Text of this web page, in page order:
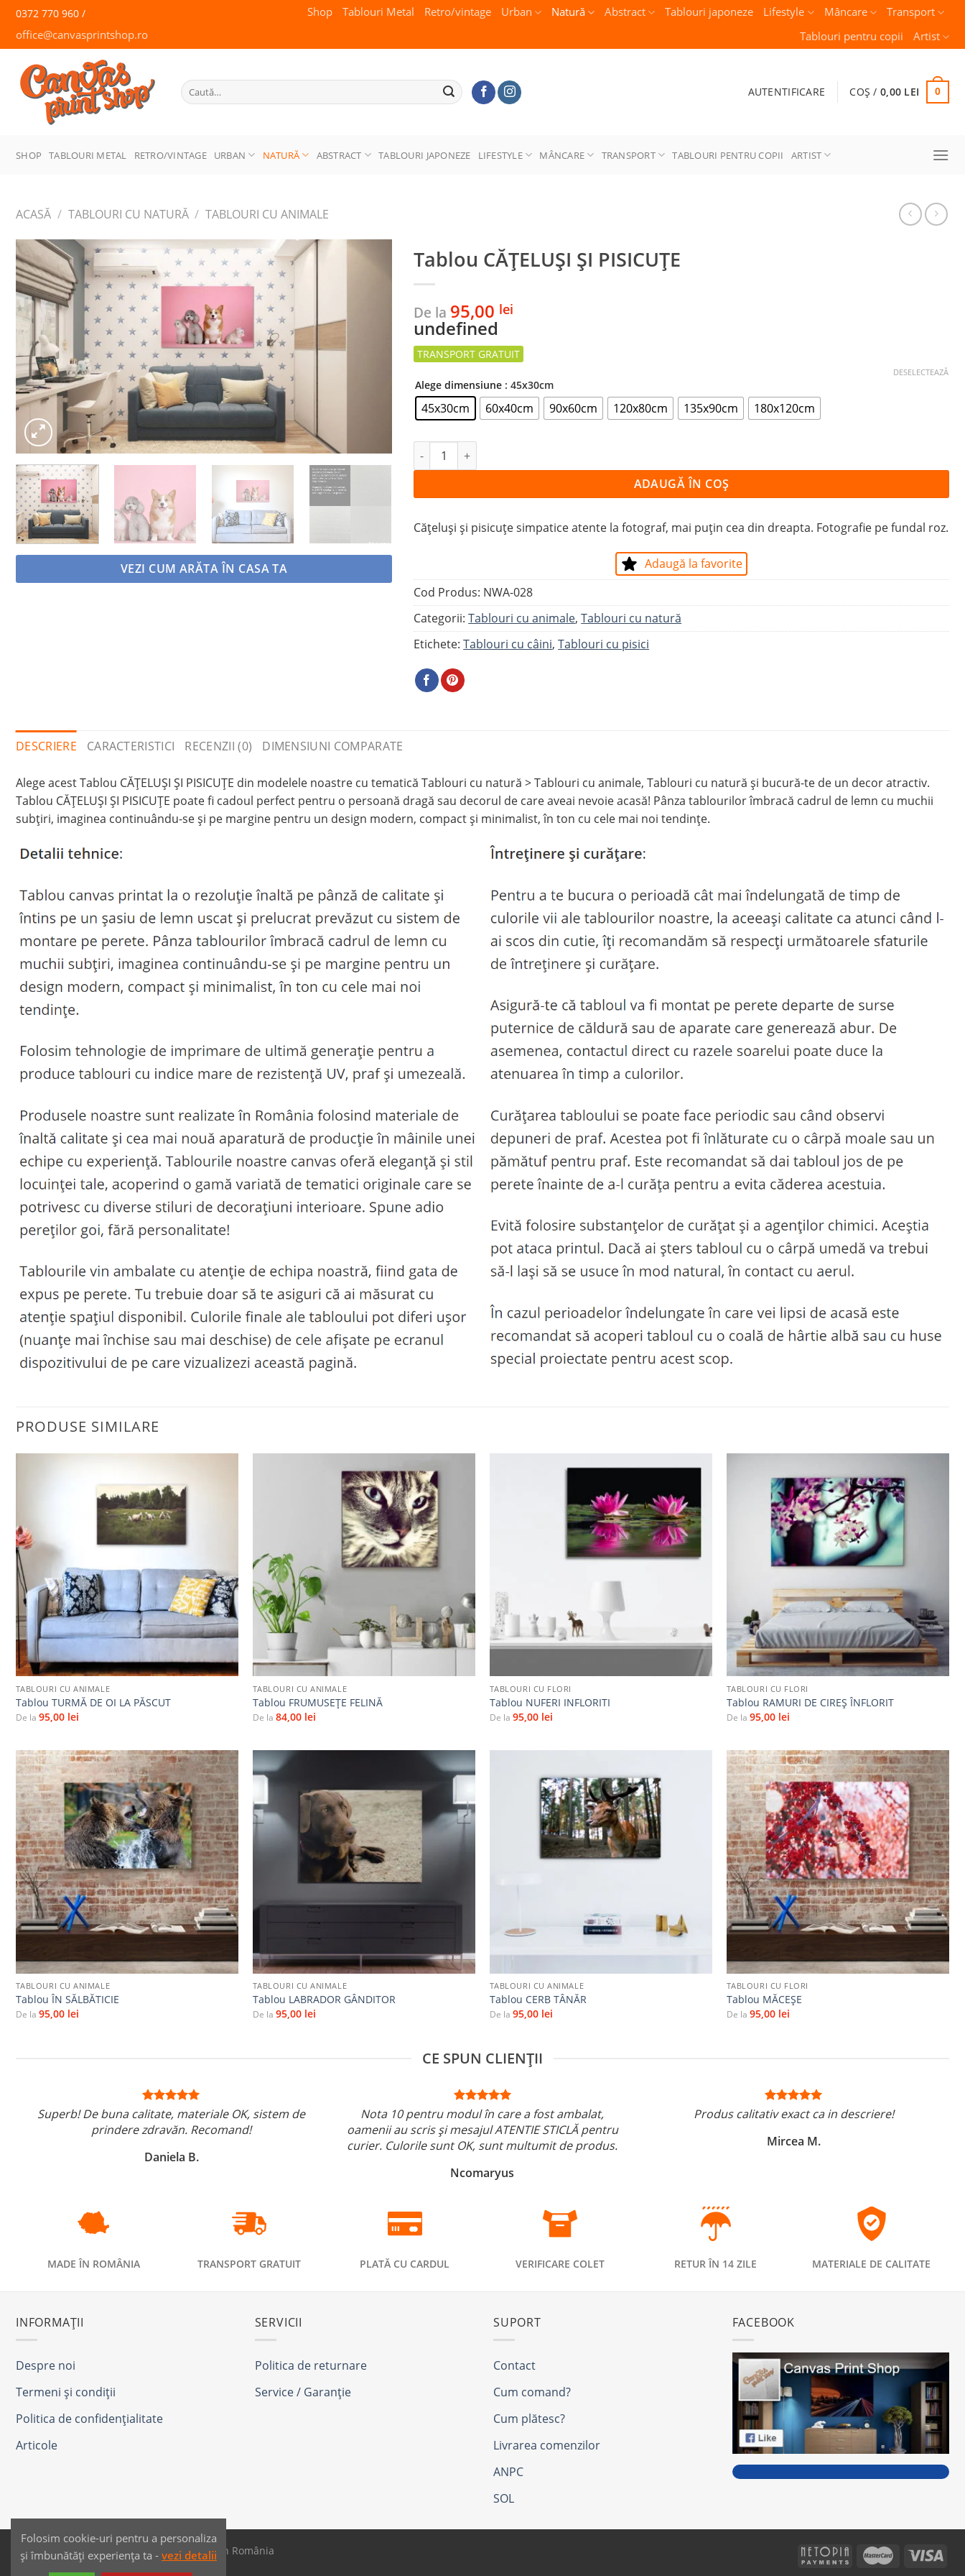
Skip
content
0372 770 960 /
office@canvasprintshop.ro
Shop Tablouri Metal Retro/vintage Urban Natură Abstract Tablouri japoneze Lifestyle Mâncare
Transport
Tablouri pentru copii
Artist
CANVAS
PRINT SHOP
Caută
după:
AUTENTIFICARE COȘ / 0,00 LEI 0
SHOP TABLOURI METAL RETRO/VINTAGE URBAN NATURĂ ABSTRACT TABLOURI JAPONEZE LIFESTYLE MÂNCARE TRANSPORT TABLOURI PENTRU COPII ARTIST
ACASĂ / TABLOURI CU NATURĂ / TABLOURI CU ANIMALE
VEZI CUM ARĂTA ÎN CASA TA
Tablou CĂȚELUȘI ȘI PISICUȚE
De la 95,00 lei
undefined
Alege dimensiune : 45x30cm
45x30cm 60x40cm 90x60cm 120x80cm 135x90cm 180x120cm
DESELECTEAZĂ
Cantitate Tablou CĂȚELUȘI ȘI PISICUȚE
ADAUGĂ ÎN COȘ
Cățeluși și pisicuțe simpatice atente la fotograf, mai puțin cea din dreapta. Fotografie pe fundal roz.
Adaugă la favorite
Cod Produs: NWA-028
Categorii:Tablouri cu animale,Tablouri cu natură
Etichete:Tablouri cu câini,Tablouri cu pisici
DESCRIERE CARACTERISTICI RECENZII (0) DIMENSIUNI COMPARATE
Alege acest Tablou CĂȚELUȘI ȘI PISICUȚE din modelele noastre cu tematică Tablouri cu natură > Tablouri cu animale, Tablouri cu natură și bucură-te de un decor atractiv.
Tablou CĂȚELUȘI ȘI PISICUȚE poate fi cadoul perfect pentru o persoană dragă sau decorul de care aveai nevoie acasă! Pânza tablourilor îmbracă cadrul de lemn cu muchii
subțiri, imaginea continuându-se și pe margine pentru un design modern, compact și minimalist, în ton cu cele mai noi tendințe.
PRODUSE SIMILARE
+
TABLOURI CU ANIMALE
Tablou TURMĂ DE OI LA PĂSCUT
De la 95,00 lei
Adaugă
favorite
TABLOURI CU ANIMALE
Tablou FRUMUSEȚE FELINĂ
De la 84,00 lei
Adaugă
la
favorite
TABLOURI CU FLORI
Tablou NUFERI INFLORITI
De la 95,00 lei
+
TABLOURI CU FLORI
Tablou RAMURI DE CIREȘ ÎNFLORIT
De la 95,00 lei
Adaugă
la
favorite
TABLOURI CU ANIMALE
Tablou ÎN SĂLBĂTICIE
De la 95,00 lei
Adaugă
favorite
+
TABLOURI CU ANIMALE
Tablou LABRADOR GÂNDITOR
De la 95,00 lei
+
TABLOURI CU ANIMALE
Tablou CERB TÂNĂR
De la 95,00 lei
Adaugă
la
favorite
TABLOURI CU FLORI
Tablou MĂCEŞE
De la 95,00 lei
CE SPUN CLIENȚII
Superb! De buna calitate, materiale OK, sistem de
prindere zdravăn. Recomand!
Daniela B.
Nota 10 pentru modul în care a fost ambalat,
oamenii au scris și mesajul ATENTIE STICLĂ pentru
curier. Culorile sunt OK, sunt multumit de produs.
Ncomaryus
Produs calitativ exact ca in descriere!
Mircea M.
MADE ÎN ROMÂNIA TRANSPORT GRATUIT PLATĂ CU CARDUL VERIFICARE COLET RETUR ÎN 14 ZILE MATERIALE DE CALITATE
INFORMAȚII
Despre noi
Termeni și condiții
Politica de confidențialitate
Articole
SERVICII
Politica de returnare
Service / Garanție
SUPORT
Contact
Cum comand?
Cum plătesc?
Livrarea comenzilor
ANPC
SOL
FACEBOOK
SAIKO MEDIA & SIGNS - Produse fabricate în România
Dezvoltat de JPG MEDIA
Folosim cookie-uri pentru a personaliza
și îmbunătăți experiența ta - vezi detalii